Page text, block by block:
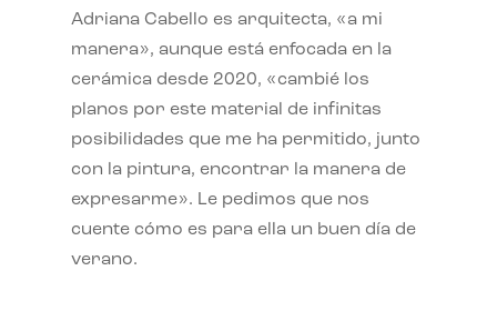
Adriana Cabello es arquitecta, «a mi
manera», aunque está enfocada en la
cerámica desde 2020, «cambié los
planos por este material de infinitas
posibilidades que me ha permitido, junto
con la pintura, encontrar la manera de
expresarme». Le pedimos que nos
cuente cómo es para ella un buen día de
verano.